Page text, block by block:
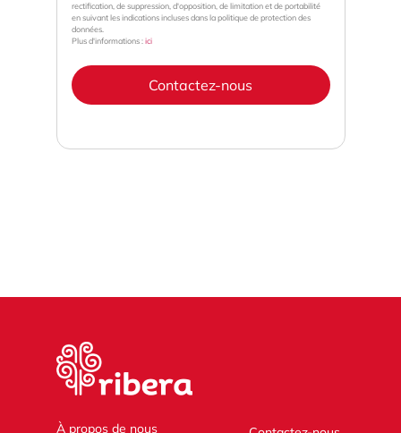
rectification, de suppression, d'opposition, de limitation et de portabilité
en suivant les indications incluses dans la politique de protection des
données.
Plus d'informations :ici
Contactez-nous
À propos de nous